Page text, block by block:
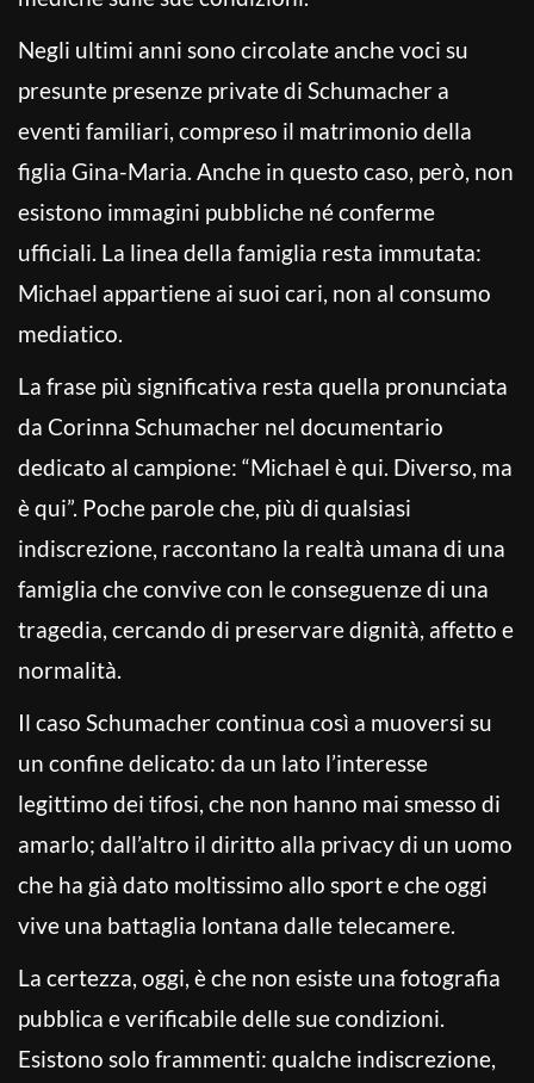
Negli ultimi anni sono circolate anche voci su
presunte presenze private di Schumacher a
eventi familiari, compreso il matrimonio della
figlia Gina-Maria. Anche in questo caso, però, non
esistono immagini pubbliche né conferme
ufficiali. La linea della famiglia resta immutata:
Michael appartiene ai suoi cari, non al consumo
mediatico.
La frase più significativa resta quella pronunciata
da Corinna Schumacher nel documentario
dedicato al campione: “Michael è qui. Diverso, ma
è qui”. Poche parole che, più di qualsiasi
indiscrezione, raccontano la realtà umana di una
famiglia che convive con le conseguenze di una
tragedia, cercando di preservare dignità, affetto e
normalità.
Il caso Schumacher continua così a muoversi su
un confine delicato: da un lato l’interesse
legittimo dei tifosi, che non hanno mai smesso di
amarlo; dall’altro il diritto alla privacy di un uomo
che ha già dato moltissimo allo sport e che oggi
vive una battaglia lontana dalle telecamere.
La certezza, oggi, è che non esiste una fotografia
pubblica e verificabile delle sue condizioni.
Esistono solo frammenti: qualche indiscrezione,